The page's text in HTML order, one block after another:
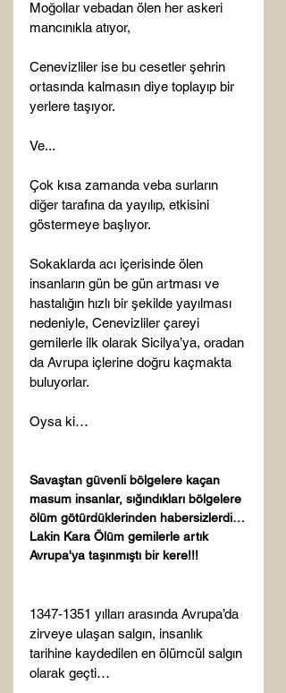
Moğollar vebadan ölen her askeri
mancınıkla atıyor,
Cenevizliler ise bu cesetler şehrin
ortasında kalmasın diye toplayıp bir
yerlere taşıyor.
Ve...
Çok kısa zamanda veba surların
diğer tarafına da yayılıp, etkisini
göstermeye başlıyor.
Sokaklarda acı içerisinde ölen
insanların gün be gün artması ve
hastalığın hızlı bir şekilde yayılması
nedeniyle, Cenevizliler çareyi
gemilerle ilk olarak Sicilya’ya, oradan
da Avrupa içlerine doğru kaçmakta
buluyorlar.
Oysa ki…
Savaştan güvenli bölgelere kaçan
masum insanlar, sığındıkları bölgelere
ölüm götürdüklerinden habersizlerdi…
Lakin Kara Ölüm gemilerle artık
Avrupa'ya taşınmıştı bir kere!!!
1347-1351 yılları arasında Avrupa’da
zirveye ulaşan salgın, insanlık
tarihine kaydedilen en ölümcül salgın
olarak geçti…